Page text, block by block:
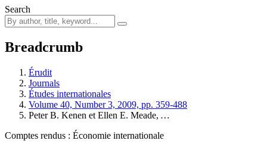
Search
Breadcrumb
Érudit
Journals
Études internationales
Volume 40, Number 3, 2009, pp. 359-488
Peter B. Kenen et Ellen E. Meade, …
Comptes rendus : Économie internationale